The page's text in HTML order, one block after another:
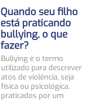
Quando seu filho
está praticando
bullying, o que
fazer?
Bullying é o termo
utilizado para descrever
atos de violência, seja
física ou psicológica,
praticados por um